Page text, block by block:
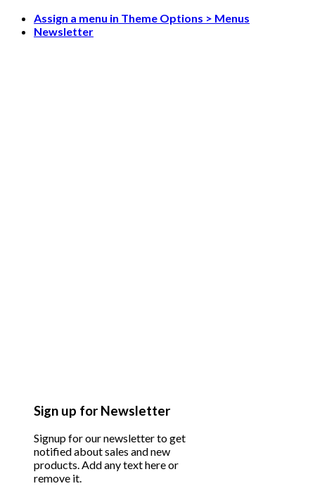
Skip
Assign a menu in Theme Options > Menus
Newsletter
Sign up for Newsletter
Signup for our newsletter to get
notified about sales and new
products. Add any text here or
remove it.